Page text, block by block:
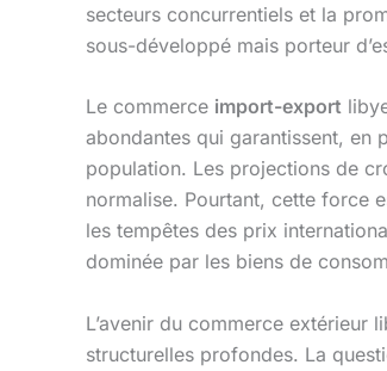
secteurs concurrentiels et la
sous-développé mais porteur
Le commerce import-export
abondantes qui garantissent, en
population. Les projections de
normalise. Pourtant, cette force
les tempêtes des prix
dominée par les biens de
L’avenir du commerce extérieur
structurelles profondes. La